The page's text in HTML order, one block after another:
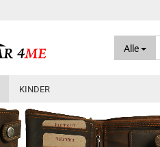
Alle
KINDER